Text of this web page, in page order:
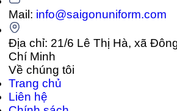
Mail: info@saigonuniform.com
Địa chỉ: 21/6 Lê Thị Hà, xã
Chí Minh
Về chúng tôi
Trang chủ
Liên hệ